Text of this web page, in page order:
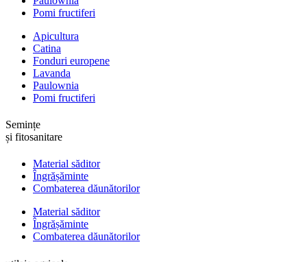
Pomi fructiferi
Apicultura
Catina
Fonduri europene
Lavanda
Paulownia
Pomi fructiferi
Semințe
și fitosanitare
Material săditor
Îngrășăminte
Combaterea dăunătorilor
Material săditor
Îngrășăminte
Combaterea dăunătorilor